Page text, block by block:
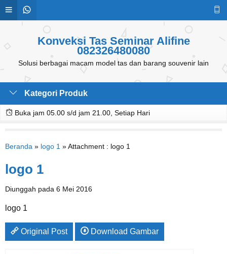
Konveksi Tas Seminar Alifine
082326480080
Solusi berbagai macam model tas dan barang souvenir lain
Kategori Produk
Buka jam 05.00 s/d jam 21.00, Setiap Hari
Beranda » logo 1 » Attachment : logo 1
logo 1
Diunggah pada 6 Mei 2016
logo 1
Original Post Download Gambar